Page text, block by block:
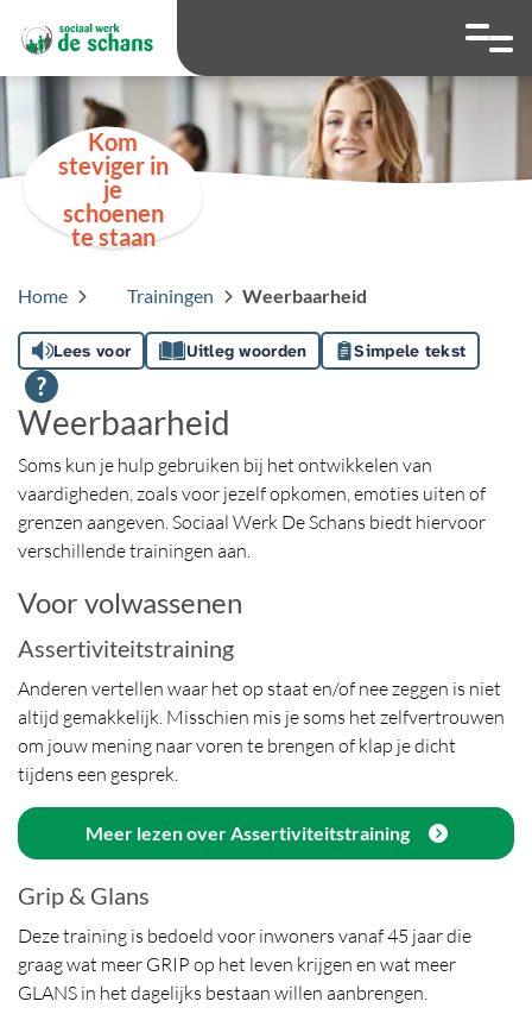
Hoog contrast
Ga naar
Kom
steviger in
je
schoenen
te staan
Home Trainingen Weerbaarheid
Lees voor Uitleg woorden Simpele tekst
Weerbaarheid
Soms kun je hulp gebruiken bij het ontwikkelen van
vaardigheden, zoals voor jezelf opkomen, emoties uiten of
grenzen aangeven. Sociaal Werk De Schans biedt hiervoor
verschillende trainingen aan.
Voor volwassenen
Assertiviteitstraining
Anderen vertellen waar het op staat en/of nee zeggen is niet
altijd gemakkelijk. Misschien mis je soms het zelfvertrouwen
om jouw mening naar voren te brengen of klap je dicht
tijdens een gesprek.
Meer lezen over Assertiviteitstraining
Grip & Glans
Deze training is bedoeld voor inwoners vanaf 45 jaar die
graag wat meer GRIP op het leven krijgen en wat meer
GLANS in het dagelijks bestaan willen aanbrengen.